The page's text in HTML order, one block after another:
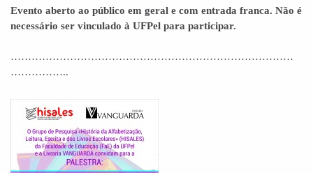
Evento aberto ao público em geral e com entrada franca. Não é
necessário ser vinculado à UFPel para participar.
………………………………………………………………………
……………..